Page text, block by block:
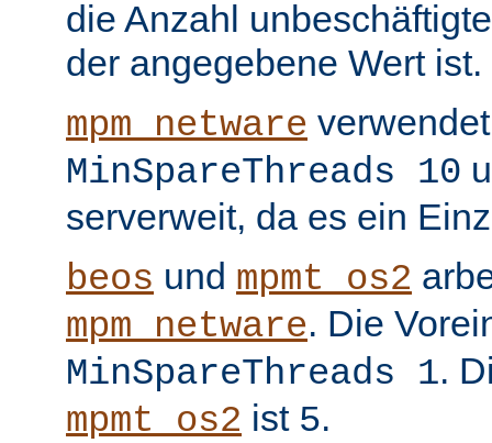
die Anzahl
der angegebene Wert ist.
mpm_netware
MinSpareThreads 10
serverweit, da es ein
beos und mpmt_os2
mpm_netware. Die
MinSpareThreads 1.
mpmt_os2 ist 5.